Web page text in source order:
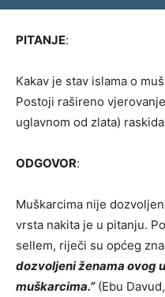
PITANJE:
Kakav je stav islama o
Postoji rašireno
uglavnom od zlata)
ODGOVOR:
Muškarcima nije
vrsta nakita je u pitanju.
sellem, riječi su općeg
dozvoljeni ženama ovog
muškarcima.”(Ebu